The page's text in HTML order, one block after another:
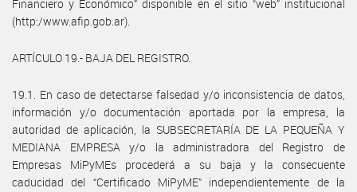
Financiero y Económico” disponible en el sitio “web” institucional
(http:/www.afip.gob.ar).
ARTÍCULO 19.- BAJA DEL REGISTRO.
19.1. En caso de detectarse falsedad y/o inconsistencia de datos,
información y/o documentación aportada por la empresa, la
autoridad de aplicación, la SUBSECRETARÍA DE LA PEQUEÑA Y
MEDIANA EMPRESA y/o la administradora del Registro de
Empresas MiPyMEs procederá a su baja y la consecuente
caducidad del “Certificado MiPyME” independientemente de la